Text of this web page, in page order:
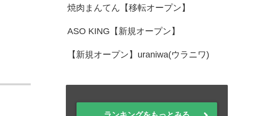
焼肉まんてん【移転オープン】
ASO KING【新規オープン】
【新規オープン】uraniwa(ウラニワ)